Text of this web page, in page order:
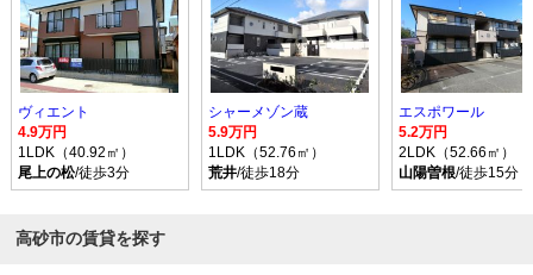
ヴィエント
4.9万円
1LDK（40.92㎡）
尾上の松/徒歩3分
シャーメゾン蔵
5.9万円
1LDK（52.76㎡）
荒井/徒歩18分
エスポワール
5.2万円
2LDK（52.66㎡）
山陽曽根/徒歩15分
高砂市の賃貸を探す